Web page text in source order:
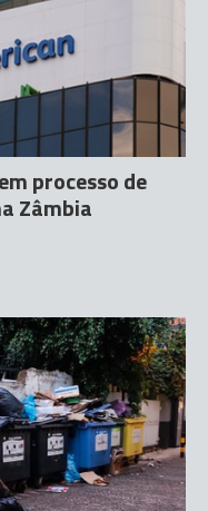
processo de
Zâmbia